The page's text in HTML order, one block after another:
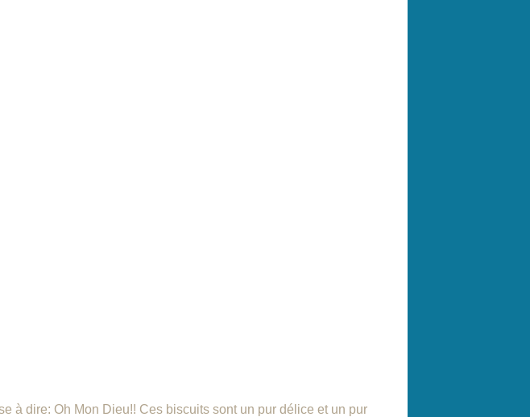
à dire: Oh Mon Dieu!! Ces biscuits sont un pur délice et un pur